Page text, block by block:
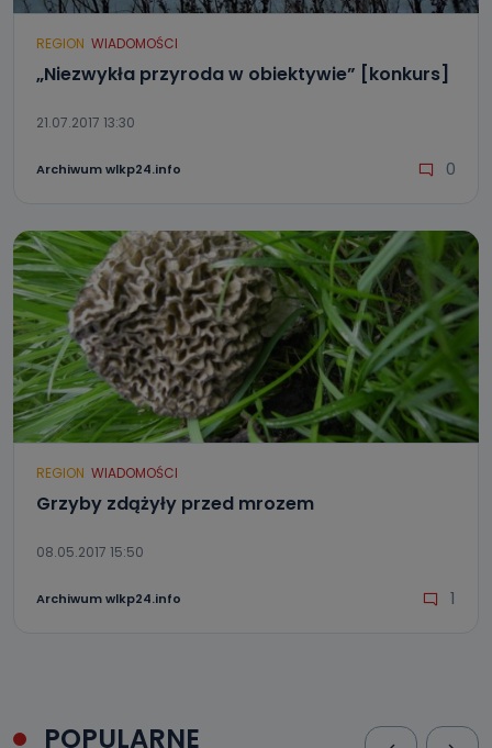
REGION WIADOMOŚCI
„Niezwykła przyroda w obiektywie” [konkurs]
21.07.2017 13:30
Archiwum wlkp24.info 0
REGION WIADOMOŚCI
Grzyby zdążyły przed mrozem
08.05.2017 15:50
Archiwum wlkp24.info 1
POPULARNE